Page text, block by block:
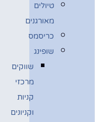
טיולים
מאורגנים
כריסמס
שופינג
שווקים
מרכזי
קניות
וקניונים